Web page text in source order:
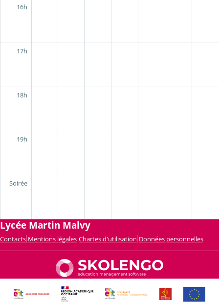
16h
17h
18h
19h
Soirée
Lycée Martin Malvy
Contacts Mentions légales Chartes d'utilisation Données personnelles